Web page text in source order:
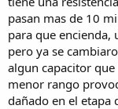
pasan mas de 10
para que encienda,
pero ya se
algun capacitor
menor rango
dañado en el etapa